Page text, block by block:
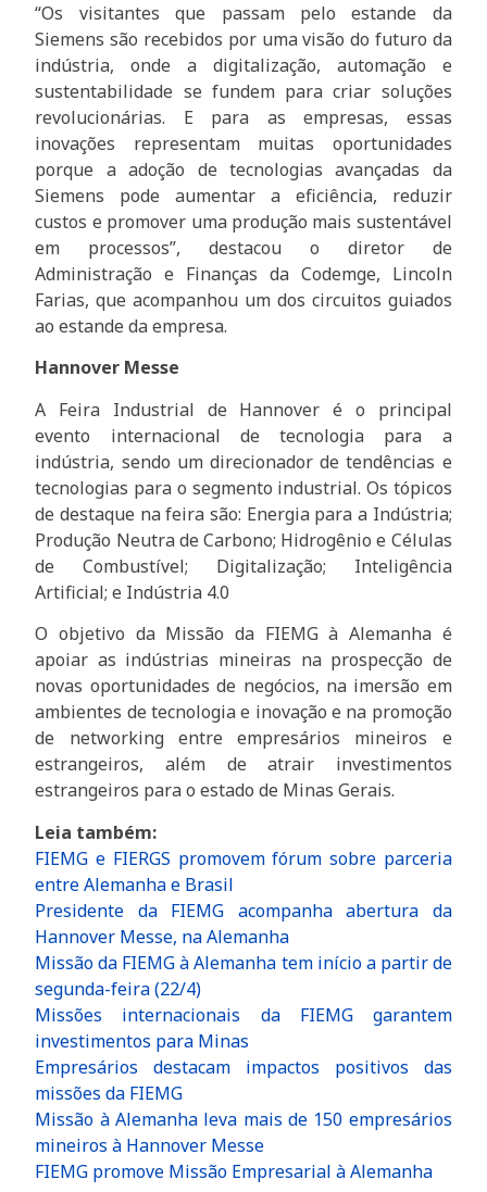
“Os visitantes que passam pelo estande da
Siemens são recebidos por uma visão do futuro da
indústria, onde a digitalização, automação e
sustentabilidade se fundem para criar soluções
revolucionárias. E para as empresas, essas
inovações representam muitas oportunidades
porque a adoção de tecnologias avançadas da
Siemens pode aumentar a eficiência, reduzir
custos e promover uma produção mais sustentável
em processos”, destacou o diretor de
Administração e Finanças da Codemge, Lincoln
Farias, que acompanhou um dos circuitos guiados
ao estande da empresa.
Hannover Messe
A Feira Industrial de Hannover é o principal
evento internacional de tecnologia para a
indústria, sendo um direcionador de tendências e
tecnologias para o segmento industrial. Os tópicos
de destaque na feira são: Energia para a Indústria;
Produção Neutra de Carbono; Hidrogênio e Células
de Combustível; Digitalização; Inteligência
Artificial; e Indústria 4.0
O objetivo da Missão da FIEMG à Alemanha é
apoiar as indústrias mineiras na prospecção de
novas oportunidades de negócios, na imersão em
ambientes de tecnologia e inovação e na promoção
de networking entre empresários mineiros e
estrangeiros, além de atrair investimentos
estrangeiros para o estado de Minas Gerais.
Leia também:
FIEMG e FIERGS promovem fórum sobre parceria
entre Alemanha e Brasil
Presidente da FIEMG acompanha abertura da
Hannover Messe, na Alemanha
Missão da FIEMG à Alemanha tem início a partir de
segunda-feira (22/4)
Missões internacionais da FIEMG garantem
investimentos para Minas
Empresários destacam impactos positivos das
missões da FIEMG
Missão à Alemanha leva mais de 150 empresários
mineiros à Hannover Messe
FIEMG promove Missão Empresarial à Alemanha